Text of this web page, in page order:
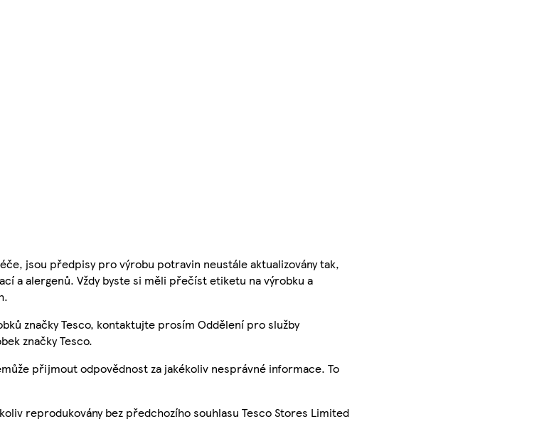
jsou předpisy pro výrobu potravin neustále aktualizovány tak,
a alergenů. Vždy byste si měli přečíst etiketu na výrobku a
značky Tesco, kontaktujte prosím Oddělení pro služby
značky Tesco.
přijmout odpovědnost za jakékoliv nesprávné informace. To
reprodukovány bez předchozího souhlasu Tesco Stores Limited